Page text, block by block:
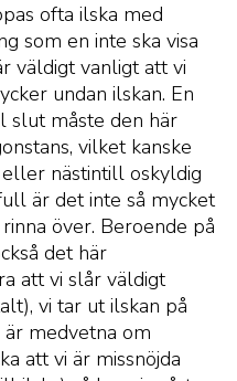
ofta ilska med
som en inte ska visa
väldigt vanligt att vi
undan ilskan. En
måste den här
vilket kanske
nästintill oskyldig
är det inte så mycket
över. Beroende på
det här
att vi slår väldigt
vi tar ut ilskan på
är medvetna om
att vi är missnöjda